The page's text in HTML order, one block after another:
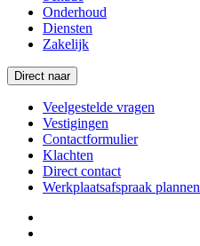
Onderhoud
Diensten
Zakelijk
Direct naar
Veelgestelde vragen
Vestigingen
Contactformulier
Klachten
Direct contact
Werkplaatsafspraak plannen